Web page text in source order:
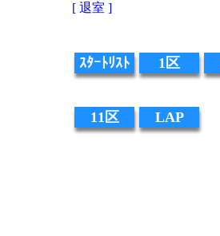
[ 退室 ]
ｽﾀｰﾄﾘｽﾄ 1区
11区 LAP